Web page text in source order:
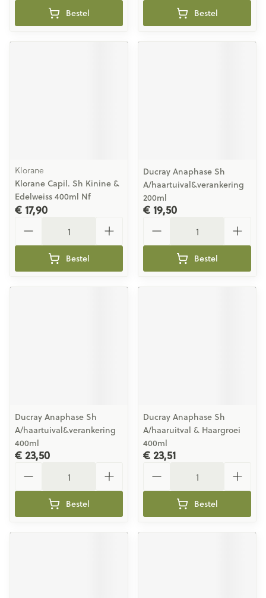
Bestel Bestel
Klorane
Klorane Capil. Sh Kinine &
Edelweiss 400ml Nf
€ 17,90
Bestel
Ducray Anaphase Sh
A/haartuival&verankering
200ml
€ 19,50
Bestel
Ducray Anaphase Sh
A/haartuival&verankering
400ml
€ 23,50
Bestel
Ducray Anaphase Sh
A/haaruitval & Haargroei
400ml
€ 23,51
Bestel